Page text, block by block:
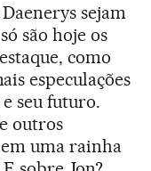
sejam
são hoje os
como
especulações
seu futuro.
outros
uma rainha